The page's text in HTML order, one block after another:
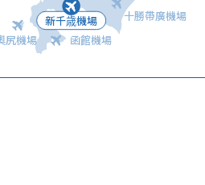
新千歳機場
函館機場
尻機場
十勝帶廣機場